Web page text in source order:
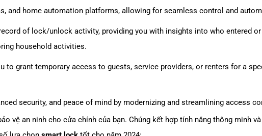
and home automation platforms, allowing for seamless control and
of lock/unlock activity, providing you with insights into who entered
household activities.
to grant temporary access to guests, service providers, or renters for a
security, and peace of mind by modernizing and streamlining access
vệ an ninh cho cửa chính của bạn. Chúng kết hợp tính năng thông minh